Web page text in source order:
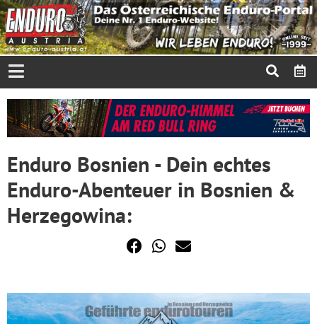
Enduro Bosnien - Dein echtes
Enduro-Abenteuer in Bosnien &
Herzegowina: